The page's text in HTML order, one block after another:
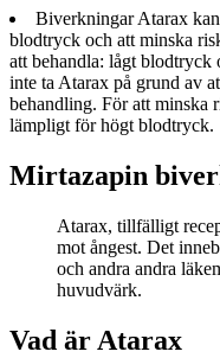
Biverkningar Atarax
blodtryck och att minska
att behandla: lågt
inte ta Atarax på grund av
behandling. För att minska
lämpligt för högt blodtryck.
Mirtazapin
Atarax, tillfälligt
mot ångest. Det
och andra andra
huvudvärk.
Vad är Atarax